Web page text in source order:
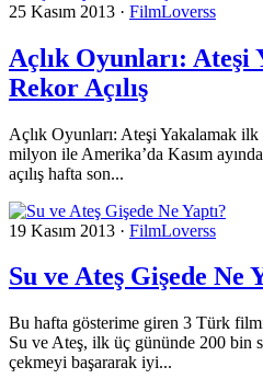
25 Kasım 2013 · FilmLoverss
Açlık Oyunları: Ateşi
Rekor Açılış
Açlık Oyunları: Ateşi Yakalamak
milyon ile Amerika’da Kasım
açılış hafta son...
19 Kasım 2013 · FilmLoverss
Su ve Ateş Gişede Ne
Bu hafta gösterime giren 3 Türk
Su ve Ateş, ilk üç gününde 200 bin
çekmeyi başararak iyi...